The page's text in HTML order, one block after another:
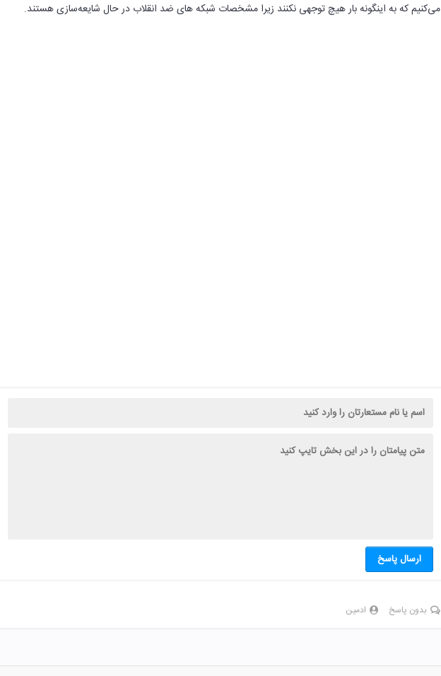
می‌کنیم که به اینگونه بار هیچ توجهی نکنند زیرا مشخصات شبکه های ضد انقلاب در حال شایعه‌سازی هستند.
ارسال پاسخ
بدون پاسخ ادمین